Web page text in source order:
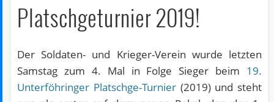
Platschgeturnier 2019!
Der Soldaten- und Krieger-Verein wurde letzten
Samstag zum 4. Mal in Folge Sieger beim 19.
Unterföhringer Platschge-Turnier(2019) und steht